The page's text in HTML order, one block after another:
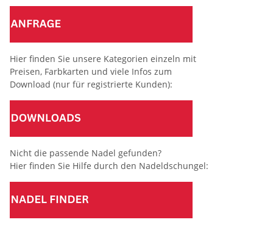
Hier finden Sie unsere Kategorien einzeln mit
Preisen, Farbkarten und viele Infos zum
Download (nur für registrierte Kunden):
Nicht die passende Nadel gefunden?
Hier finden Sie Hilfe durch den Nadeldschungel: